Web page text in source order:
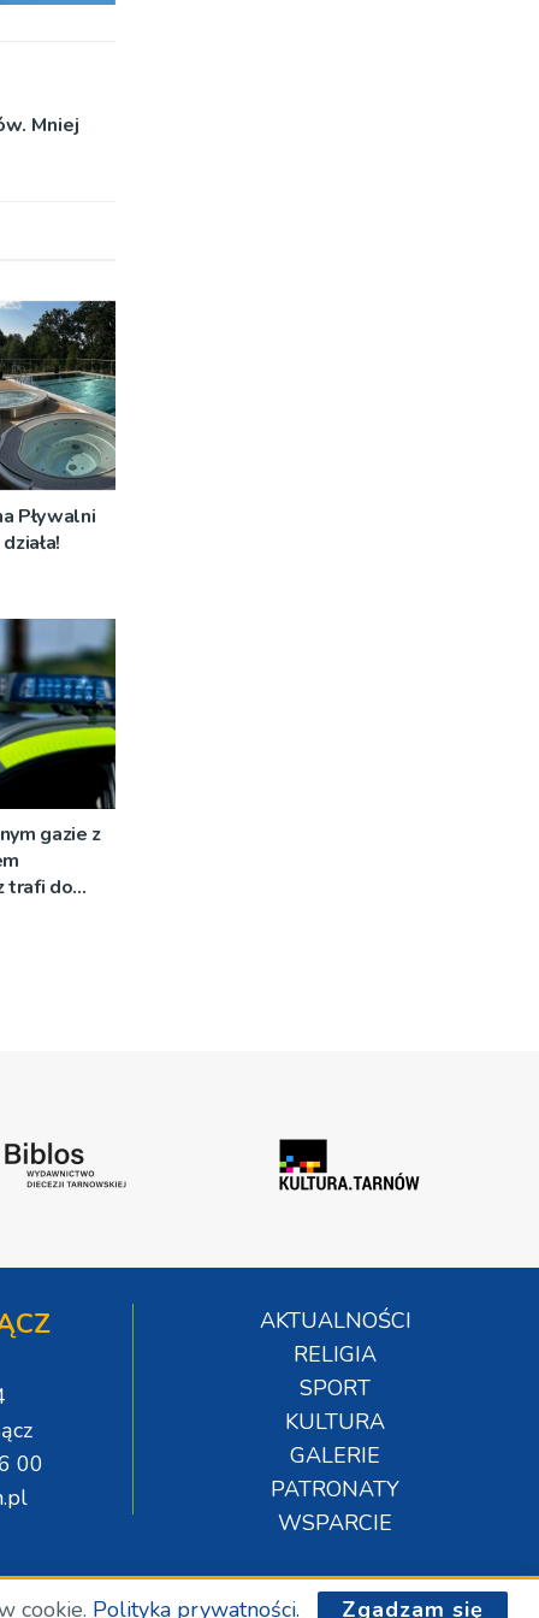
Mniej
Pływalni
gazie z
trafi do
00
AKTUALNOŚCI
RELIGIA
SPORT
KULTURA
GALERIE
PATRONATY
WSPARCIE
cookie. Polityka prywatności. Zgadzam się